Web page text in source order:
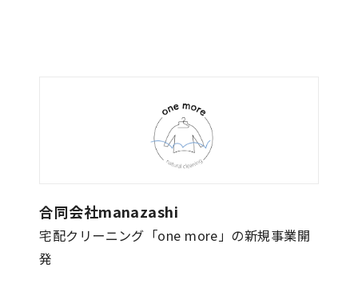
合同会社manazashi
宅配クリーニング「one more」の新規事業開
発